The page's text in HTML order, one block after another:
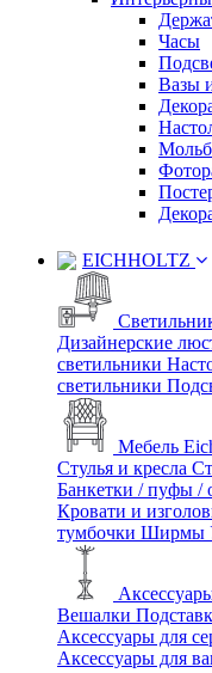
Часы
Вазы
EICHHOLTZ
Дизайнерские
светильники
светильники
Мебель
Стулья и кресла
Банкетки / пуфы /
Кровати и
тумбочки Ширмы
Вешалки
Аксессуары для
Аксессуары для